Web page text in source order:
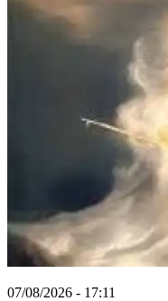
07/08/2026 - 17:11